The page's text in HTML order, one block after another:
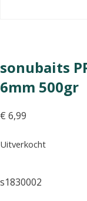
sonubaits
6mm 500gr
€ 6,99
Uitverkocht
s1830002